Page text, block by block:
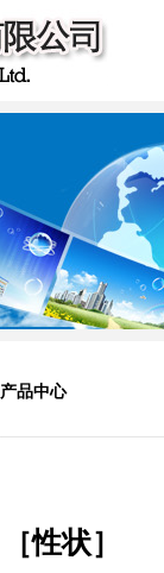
产品中心
［性状］